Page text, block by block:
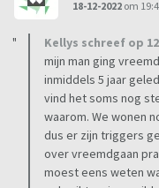
18-12-2022 om
Kellys schreef op
mijn man ging
inmiddels 5 jaar
vind het soms nog
waarom. We wonen
dus er zijn triggers
over vreemdgaan
moest eens weten